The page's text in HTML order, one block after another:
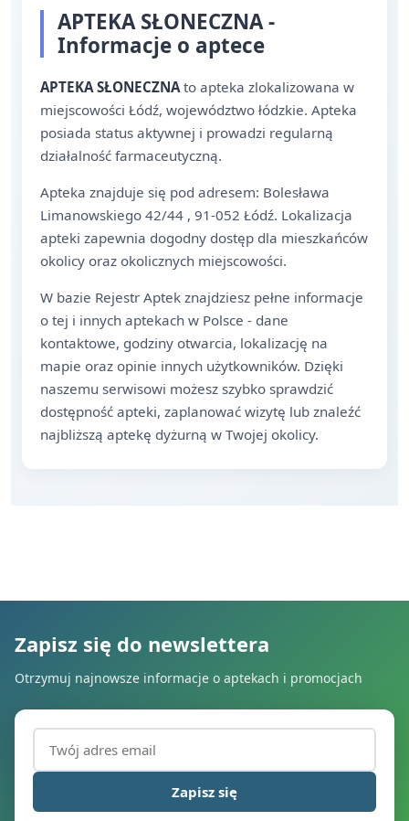
APTEKA SŁONECZNA -
Informacje o aptece
APTEKA SŁONECZNAto apteka zlokalizowana w
miejscowości Łódź, województwo łódzkie. Apteka
posiada status aktywnej i prowadzi regularną
działalność farmaceutyczną.
Apteka znajduje się pod adresem: Bolesława
Limanowskiego 42/44 , 91-052 Łódź. Lokalizacja
apteki zapewnia dogodny dostęp dla mieszkańców
okolicy oraz okolicznych miejscowości.
W bazie Rejestr Aptek znajdziesz pełne informacje
o tej i innych aptekach w Polsce - dane
kontaktowe, godziny otwarcia, lokalizację na
mapie oraz opinie innych użytkowników. Dzięki
naszemu serwisowi możesz szybko sprawdzić
dostępność apteki, zaplanować wizytę lub znaleźć
najbliższą aptekę dyżurną w Twojej okolicy.
Zapisz się do newslettera
Otrzymuj najnowsze informacje o aptekach i promocjach
Adres email (wymagany)
Zapisz się